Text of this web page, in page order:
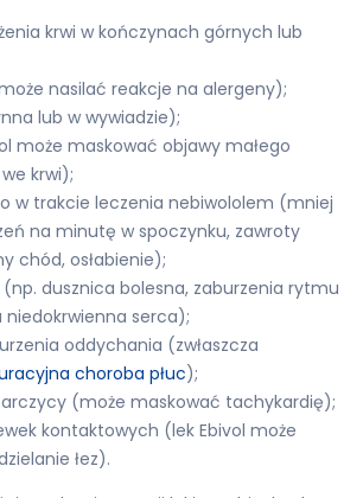
krwi w kończynach górnych lub
nasilać reakcje na alergeny);
lub w wywiadzie);
może maskować objawy małego
krwi);
w trakcie leczenia nebiwololem (mniej
na minutę w spoczynku, zawroty
chód, osłabienie);
dusznica bolesna, zaburzenia rytmu
serca);
oddychania (zwłaszcza
choroba płuc);
(może maskować tachykardię);
kontaktowych (lek Ebivol może
łez).